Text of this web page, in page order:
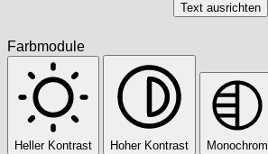
Text ausrichten
Farbmodule
Heller Kontrast Hoher Kontrast Monochrom